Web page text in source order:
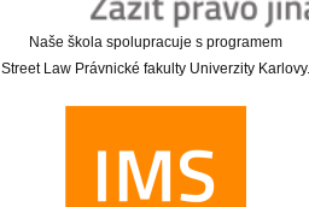
Naše škola spolupracuje s programem
Street Law Právnické fakulty Univerzity Karlovy.